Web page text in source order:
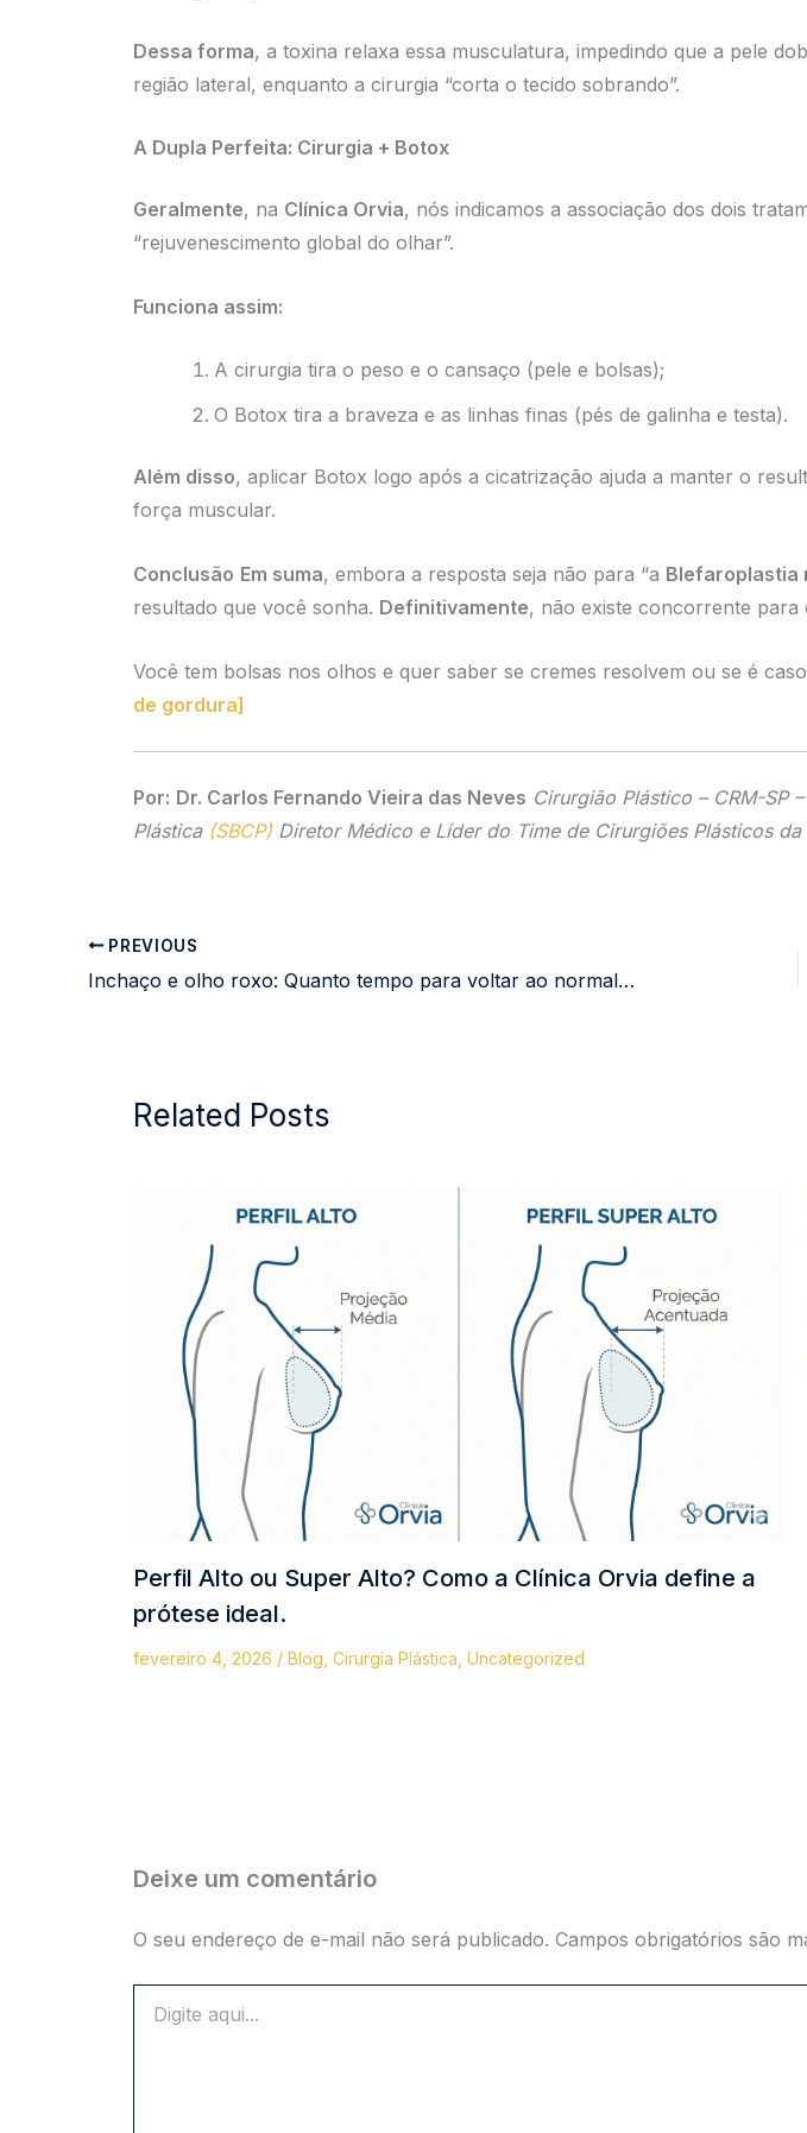
Dessa forma, a toxina relaxa essa musculatura, impedindo que a pele
região lateral, enquanto a cirurgia “corta o tecido sobrando”.
A Dupla Perfeita: Cirurgia + Botox
Geralmente, na Clínica Orvia, nós indicamos a associação dos dois
“rejuvenescimento global do olhar”.
Funciona assim:
A cirurgia tira o peso e o cansaço (pele e bolsas);
O Botox tira a braveza e as linhas finas (pés de galinha e testa).
Além disso, aplicar Botox logo após a cicatrização ajuda a manter o
força muscular.
Conclusão Em suma, embora a resposta seja não para “a Blefaroplastia
resultado que você sonha. Definitivamente, não existe concorrente para
Você tem bolsas nos olhos e quer saber se cremes resolvem ou se é
de gordura]
Por: Dr. Carlos Fernando Vieira das Neves Cirurgião Plástico – CRM-SP
Plástica (SBCP) Diretor Médico e Líder do Time de Cirurgiões Plásticos da
PREVIOUS
Inchaço e olho roxo: Quanto tempo para voltar ao normal após a Blefaroplastia?
Related Posts
Perfil Alto ou Super Alto? Como a Clínica Orvia define a
prótese ideal.
fevereiro 4, 2026 / Blog, Cirurgia Plástica, Uncategorized
Deixe um comentário
O seu endereço de e-mail não será publicado. Campos obrigatórios são
aqui...